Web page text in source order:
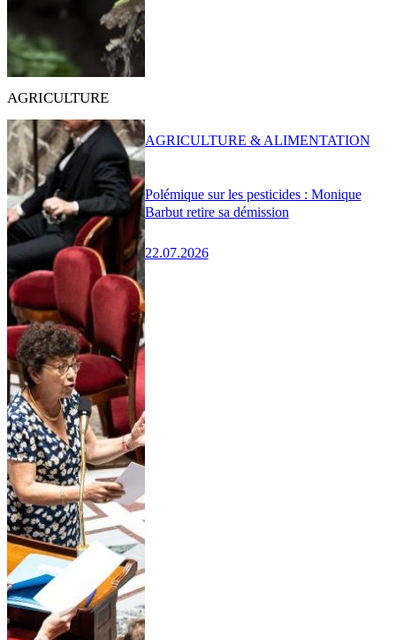
AGRICULTURE
Polémique sur les pesticides : Monique
Barbut retire sa démission
22.07.2026
AGRICULTURE & ALIMENTATION